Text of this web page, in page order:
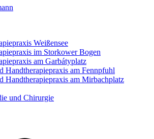
Weißensee
im Storkower Bogen
am Garbátyplatz
Handtherapiepraxis am Fennpfuhl
Handtherapiepraxis am Mirbachplatz
und Chirurgie